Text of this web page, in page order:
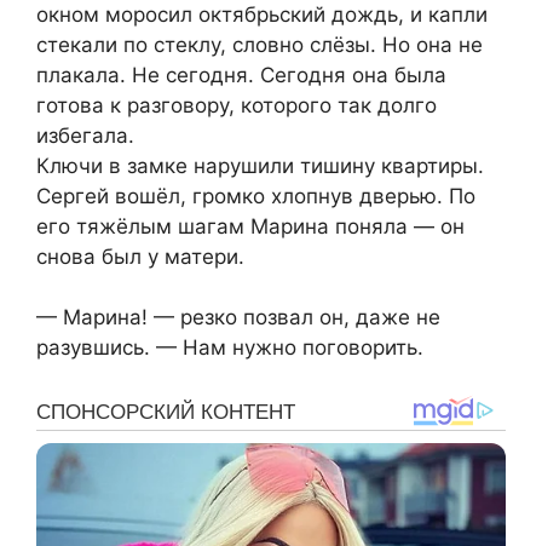
окном моросил октябрьский дождь, и капли
стекали по стеклу, словно слёзы. Но она не
плакала. Не сегодня. Сегодня она была
готова к разговору, которого так долго
избегала.
Ключи в замке нарушили тишину квартиры.
Сергей вошёл, громко хлопнув дверью. По
его тяжёлым шагам Марина поняла — он
снова был у матери.
— Марина! — резко позвал он, даже не
разувшись. — Нам нужно поговорить.